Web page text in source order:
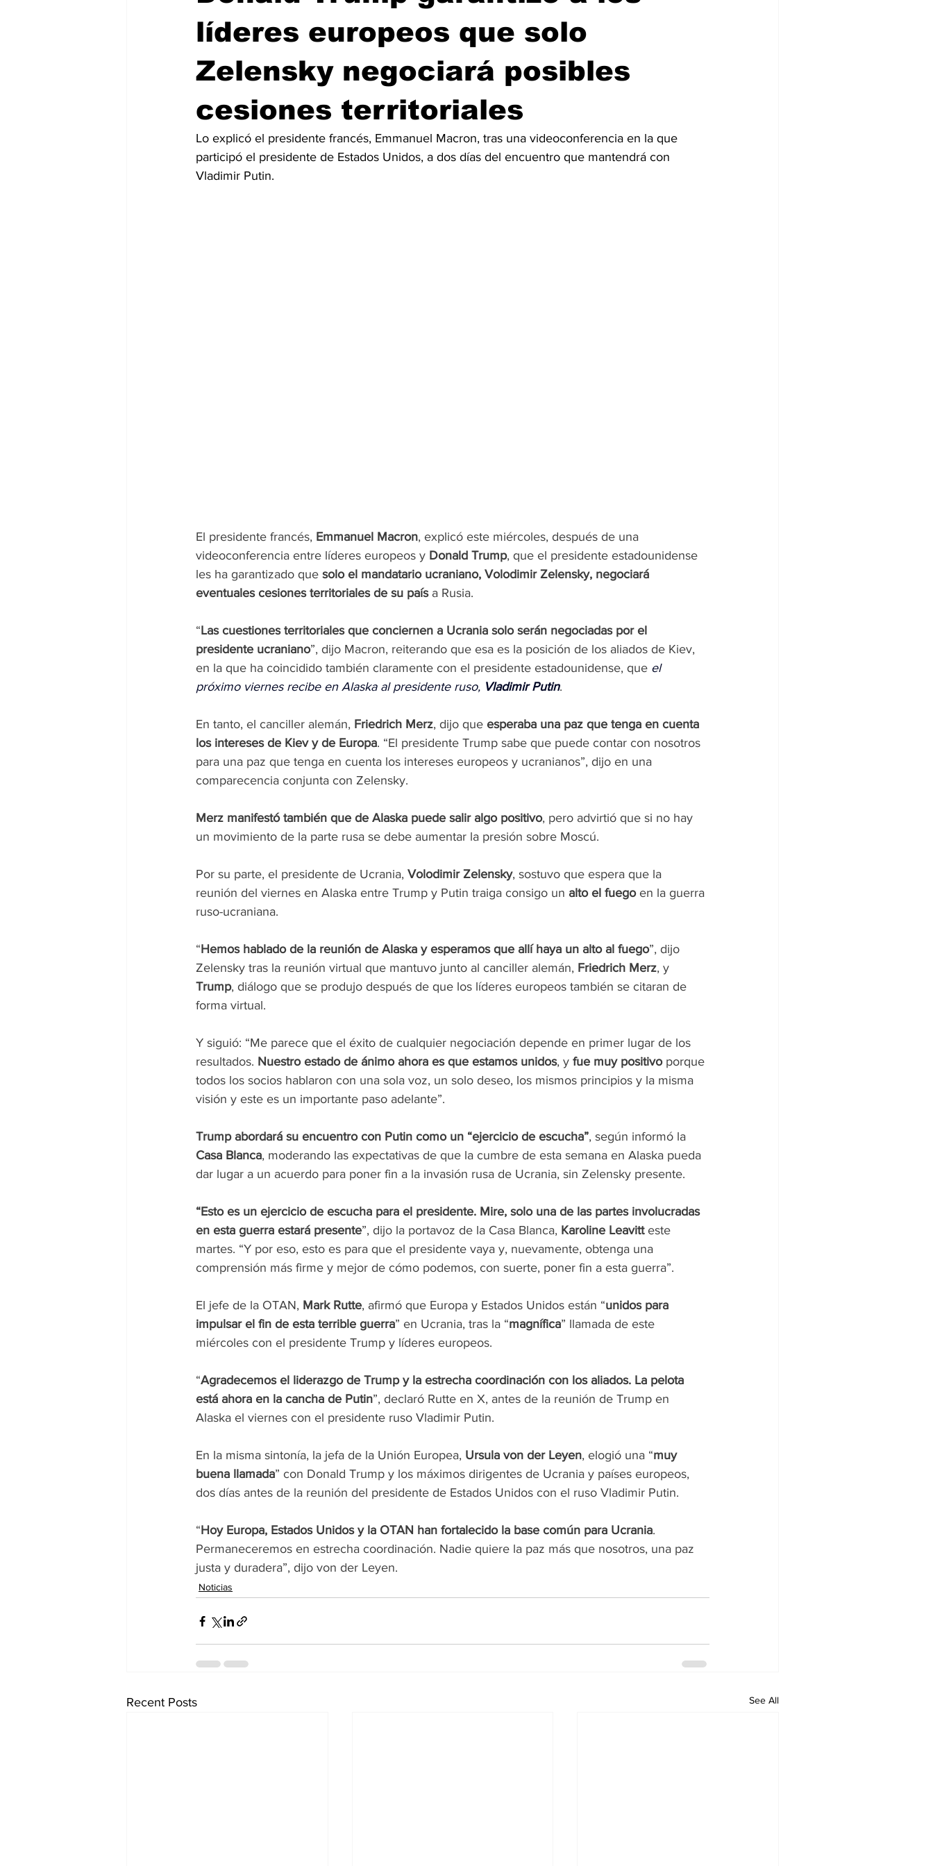
líderes europeos que solo
Zelensky negociará posibles
cesiones territoriales
Lo explicó el presidente francés, Emmanuel Macron, tras una videoconferencia en la que
participó el presidente de Estados Unidos, a dos días del encuentro que mantendrá con
Vladimir Putin.
El presidente francés, Emmanuel Macron, explicó este miércoles, después de una
videoconferencia entre líderes europeos y Donald Trump, que el presidente estadounidense
les ha garantizado que solo el mandatario ucraniano, Volodimir Zelensky, negociará
eventuales cesiones territoriales de su país a Rusia.
“Las cuestiones territoriales que conciernen a Ucrania solo serán negociadas por el
presidente ucraniano”, dijo Macron, reiterando que esa es la posición de los aliados de Kiev,
en la que ha coincidido también claramente con el presidente estadounidense, que el
próximo viernes recibe en Alaska al presidente ruso, Vladimir Putin.
En tanto, el canciller alemán, Friedrich Merz, dijo que esperaba una paz que tenga en cuenta
los intereses de Kiev y de Europa. “El presidente Trump sabe que puede contar con nosotros
para una paz que tenga en cuenta los intereses europeos y ucranianos”, dijo en una
comparecencia conjunta con Zelensky.
Merz manifestó también que de Alaska puede salir algo positivo, pero advirtió que si no hay
un movimiento de la parte rusa se debe aumentar la presión sobre Moscú.
Por su parte, el presidente de Ucrania, Volodimir Zelensky, sostuvo que espera que la
reunión del viernes en Alaska entre Trump y Putin traiga consigo un alto el fuego en la guerra
ruso-ucraniana.
“Hemos hablado de la reunión de Alaska y esperamos que allí haya un alto al fuego”, dijo
Zelensky tras la reunión virtual que mantuvo junto al canciller alemán, Friedrich Merz, y
Trump, diálogo que se produjo después de que los líderes europeos también se citaran de
forma virtual.
Y siguió: “Me parece que el éxito de cualquier negociación depende en primer lugar de los
resultados. Nuestro estado de ánimo ahora es que estamos unidos, y fue muy positivo porque
todos los socios hablaron con una sola voz, un solo deseo, los mismos principios y la misma
visión y este es un importante paso adelante”.
Trump abordará su encuentro con Putin como un “ejercicio de escucha”, según informó la
Casa Blanca, moderando las expectativas de que la cumbre de esta semana en Alaska pueda
dar lugar a un acuerdo para poner fin a la invasión rusa de Ucrania, sin Zelensky presente.
“Esto es un ejercicio de escucha para el presidente. Mire, solo una de las partes involucradas
en esta guerra estará presente”, dijo la portavoz de la Casa Blanca, Karoline Leavitt este
martes. “Y por eso, esto es para que el presidente vaya y, nuevamente, obtenga una
comprensión más firme y mejor de cómo podemos, con suerte, poner fin a esta guerra”.
El jefe de la OTAN, Mark Rutte, afirmó que Europa y Estados Unidos están “unidos para
impulsar el fin de esta terrible guerra” en Ucrania, tras la “magnífica” llamada de este
miércoles con el presidente Trump y líderes europeos.
“Agradecemos el liderazgo de Trump y la estrecha coordinación con los aliados. La pelota
está ahora en la cancha de Putin”, declaró Rutte en X, antes de la reunión de Trump en
Alaska el viernes con el presidente ruso Vladimir Putin.
En la misma sintonía, la jefa de la Unión Europea, Ursula von der Leyen, elogió una “muy
buena llamada” con Donald Trump y los máximos dirigentes de Ucrania y países europeos,
dos días antes de la reunión del presidente de Estados Unidos con el ruso Vladimir Putin.
“Hoy Europa, Estados Unidos y la OTAN han fortalecido la base común para Ucrania.
Permaneceremos en estrecha coordinación. Nadie quiere la paz más que nosotros, una paz
justa y duradera”, dijo von der Leyen.
Noticias
Recent Posts See All